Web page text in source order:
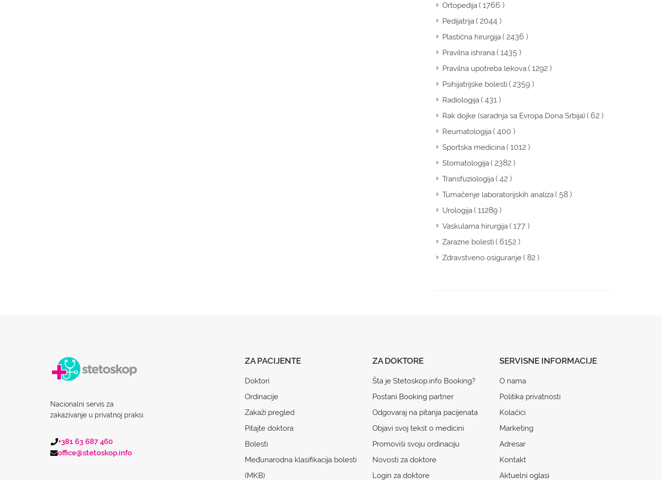
Ortopedija( 1766 )
Pedijatrija( 2044 )
Plastična hirurgija( 2436 )
Pravilna ishrana( 1435 )
Pravilna upotreba lekova( 1292 )
Psihijatrijske bolesti( 2359 )
Radiologija( 431 )
Rak dojke (saradnja sa Evropa Dona Srbija)( 62 )
Reumatologija( 400 )
Sportska medicina( 1012 )
Stomatologija( 2382 )
Transfuziologija( 42 )
Tumačenje laboratorijskih analiza( 58 )
Urologija( 11289 )
Vaskularna hirurgija( 177 )
Zarazne bolesti( 6152 )
Zdravstveno osiguranje( 82 )
Nacionalni servis za
zakazivanje u privatnoj praksi.
+381 63 687 460
office@stetoskop.info
ZA PACIJENTE
Doktori
Ordinacije
Zakaži pregled
Pitajte doktora
Bolesti
Međunarodna klasifikacija bolesti
(MKB)
ZA DOKTORE
Šta je Stetoskop.info Booking?
Postani Booking partner
Odgovaraj na pitanja pacijenata
Objavi svoj tekst o medicini
Promoviši svoju ordinaciju
Novosti za doktore
Login za doktore
SERVISNE INFORMACIJE
O nama
Politika privatnosti
Kolačići
Marketing
Adresar
Kontakt
Aktuelni oglasi